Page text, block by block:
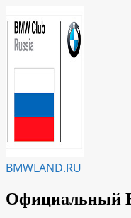
к
содержимому
BMWLAND.RU
Официальный